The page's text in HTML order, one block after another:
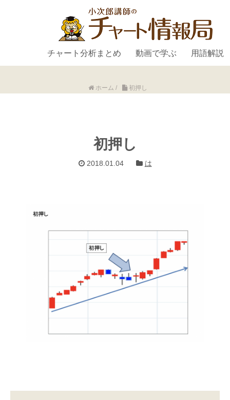
チャート分析まとめ 動画で学ぶ 用語解説
ホーム / 初押し
初押し
2018.01.04 は